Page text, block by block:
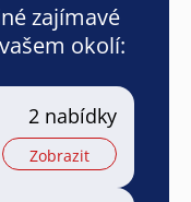
zajímavé
okolí:
2 nabídky
Zobrazit